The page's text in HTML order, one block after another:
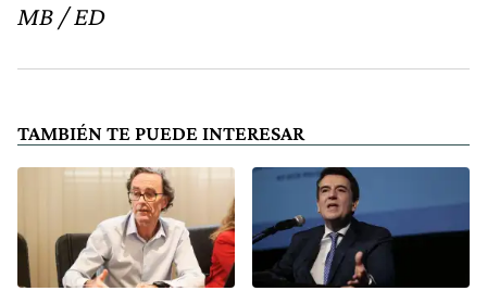
MB / ED
TAMBIÉN TE PUEDE INTERESAR